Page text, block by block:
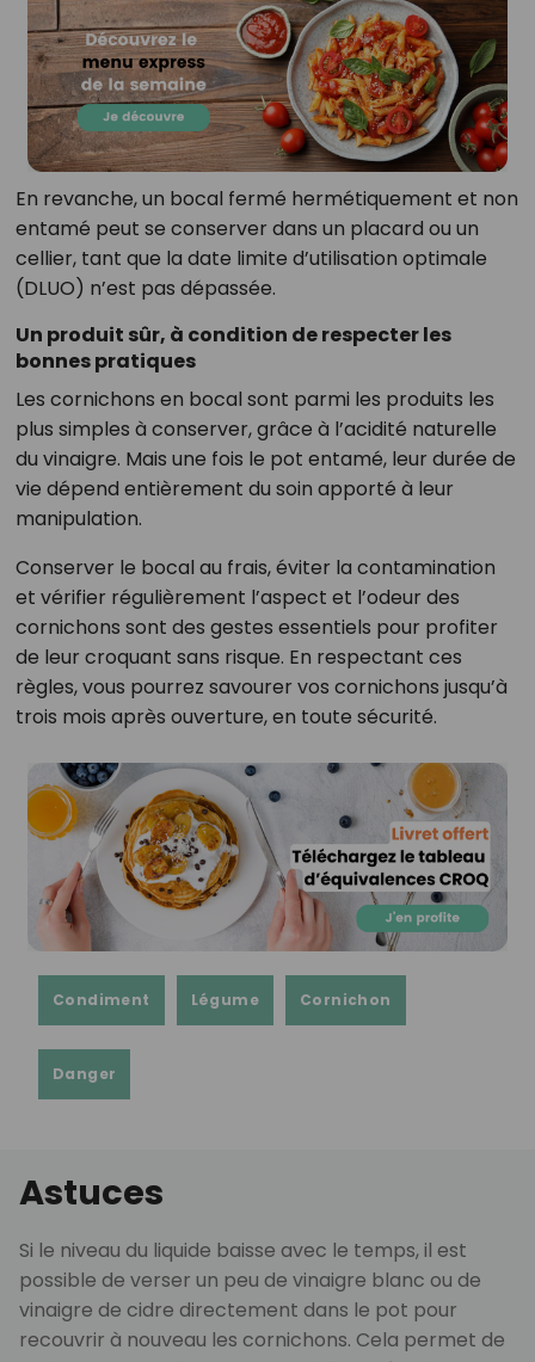
En revanche, un bocal fermé hermétiquement et non
entamé peut se conserver dans un placard ou un
cellier, tant que la date limite d’utilisation optimale
(DLUO) n’est pas dépassée.
Un produit sûr, à condition de respecter les
bonnes pratiques
Les cornichons en bocal sont parmi les produits les
plus simples à conserver, grâce à l’acidité naturelle
du vinaigre. Mais une fois le pot entamé, leur durée de
vie dépend entièrement du soin apporté à leur
manipulation.
Conserver le bocal au frais, éviter la contamination
et vérifier régulièrement l’aspect et l’odeur des
cornichons sont des gestes essentiels pour profiter
de leur croquant sans risque. En respectant ces
règles, vous pourrez savourer vos cornichons jusqu’à
trois mois après ouverture, en toute sécurité.
Condiment Légume Cornichon
Danger
Astuces
Si le niveau du liquide baisse avec le temps, il est
possible de verser un peu de vinaigre blanc ou de
vinaigre de cidre directement dans le pot pour
recouvrir à nouveau les cornichons. Cela permet de